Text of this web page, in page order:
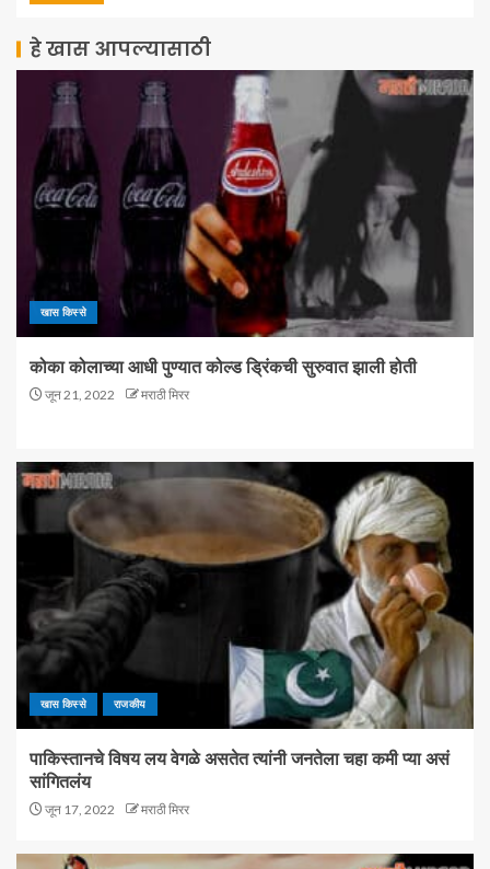
हे खास आपल्यासाठी
खास किस्से
कोका कोलाच्या आधी पुण्यात कोल्ड ड्रिंकची सुरुवात झाली होती
जून 21, 2022 मराठी मिरर
खास किस्से राजकीय
पाकिस्तानचे विषय लय वेगळे असतेत त्यांनी जनतेला चहा कमी प्या असं
सांगितलंय
जून 17, 2022 मराठी मिरर